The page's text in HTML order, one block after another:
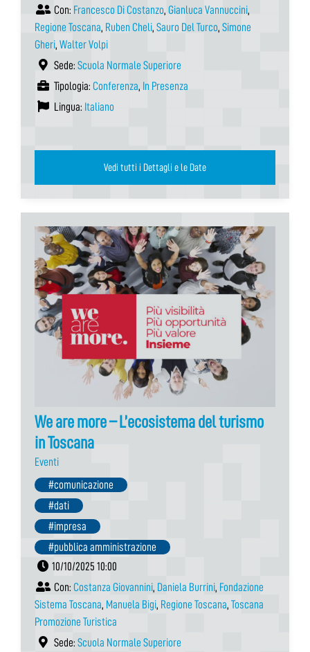
Con: Francesco Di Costanzo, Gianluca Vannuccini,
Regione Toscana, Ruben Cheli, Sauro Del Turco, Simone
Gheri, Walter Volpi
Sede: Scuola Normale Superiore
Tipologia: Conferenza, In Presenza
Lingua: Italiano
Vedi tutti i Dettagli e le Date
We are more – L’ecosistema del turismo
in Toscana
Eventi
#comunicazione
#dati
#impresa
#pubblica amministrazione
10/10/2025 10:00
Con: Costanza Giovannini, Daniela Burrini, Fondazione
Sistema Toscana, Manuela Bigi, Regione Toscana, Toscana
Promozione Turistica
Sede: Scuola Normale Superiore